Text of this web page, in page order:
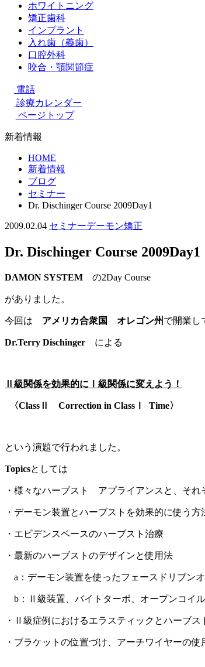
ホワイトニング
矯正歯科
インプラント
入れ歯（義歯）
口腔外科
咬合・顎関節症
電話
診療カレンダー
ページトップ
新着情報
HOME
新着情報
ブログ
セミナー
Dr. Dischinger Course 2009Day1
2009.02.04 セミナーデーモン矯正
Dr. Dischinger Course 2009Day1
DAMON SYSTEM の2Day Course
がありました。
今回は アメリカ合衆国 オレゴン州 で開業し
Dr.Terry Dischinger による
Ⅱ級関係を効果的にⅠ級関係に変えよう！
〈ClassⅡ Correction in ClassⅠ Time〉
という演題で行われました。
Topicsとしては
・様々なハーブスト アプライアンスと、それ
・デーモン装置とハーブストを効果的に使う方
・エビデンスベースのハーブスト治療
・最新のハーブストのデザインと使用法
a：デーモン装置を使ったフェースドリブン
b：Ⅱ級装置、バイトターボ、オープンコイ
・Ⅱ級症例におけるエラスティックとハーブス
・ブラケットの位置づけ、アーチワイヤーの